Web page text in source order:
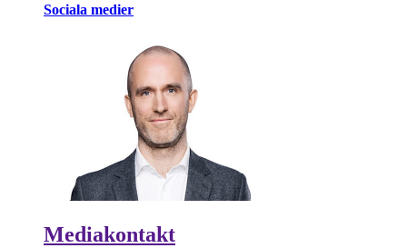
Sociala medier
Mediakontakt